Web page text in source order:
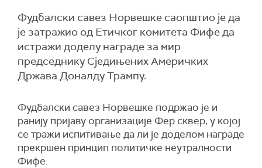
Фудбалски савез Норвешке саопштио је да
је затражио од Етичког комитета Фифе да
истражи доделу награде за мир
председнику Сједињених Америчких
Држава Доналду Трампу.
Фудбалски савез Норвешке подржао је и
ранију пријаву организације Фер сквер, у којој
се тражи испитивање да ли је доделом награде
прекршен принцип политичке неутралности
Фифе.